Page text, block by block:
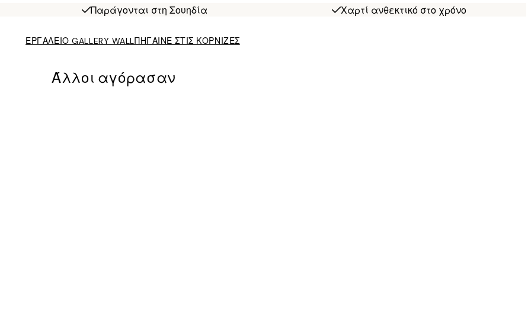
Παράγονται στη Σουηδία Χαρτί ανθεκτικό στο χρόνο
ΕΡΓΑΛΕΙΟ GALLERY WALLΠΗΓΑΙΝΕ ΣΤΙΣ ΚΟΡΝΙΖΕΣ
Άλλοι αγόρασαν